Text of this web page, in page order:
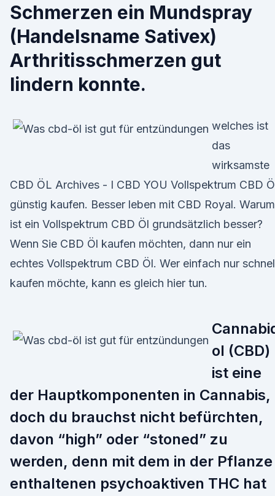
Schmerzen ein Mundspray
(Handelsname Sativex)
Arthritisschmerzen gut
lindern konnte.
welches ist
das
wirksamste
CBD ÖL Archives - I CBD YOU Vollspektrum CBD
günstig kaufen. Besser leben mit CBD Royal. Warum
ist ein Vollspektrum CBD Öl grundsätzlich besser?
Wenn Sie CBD Öl kaufen möchten, dann nur ein
echtes Vollspektrum CBD Öl. Wer einfach nur
kaufen möchte, kann es gleich hier tun.
ol (CBD)
ist eine
der Hauptkomponenten in Cannabis,
doch du brauchst nicht befürchten,
davon “high” oder “stoned” zu
werden, denn mit dem in der Pflanze
enthaltenen psychoaktiven THC hat